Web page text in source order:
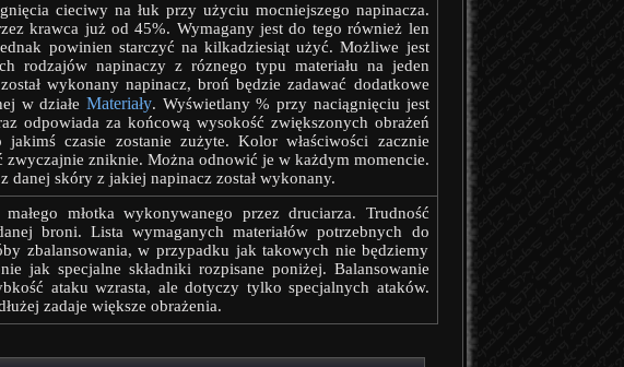
cieciwy na łuk przy użyciu mocniejszego napinacza.
krawca już od 45%. Wymagany jest do tego również len
powinien starczyć na kilkadziesiąt użyć. Możliwe jest
rodzajów napinaczy z róznego typu materiału na jeden
wykonany napinacz, broń będzie zadawać dodatkowe
w działe Materiały. Wyświetlany % przy naciągnięciu jest
odpowiada za końcową wysokość zwiększonych obrażeń
czasie zostanie zużyte. Kolor właściwości zacznie
zwyczajnie zniknie. Można odnowić je w każdym momencie.
danej skóry z jakiej napinacz został wykonany.
młotka wykonywanego przez druciarza. Trudność
broni. Lista wymaganych materiałów potrzebnych do
zbalansowania, w przypadku jak takowych nie będziemy
jak specjalne składniki rozpisane poniżej. Balansowanie
ataku wzrasta, ale dotyczy tylko specjalnych ataków.
zadaje większe obrażenia.